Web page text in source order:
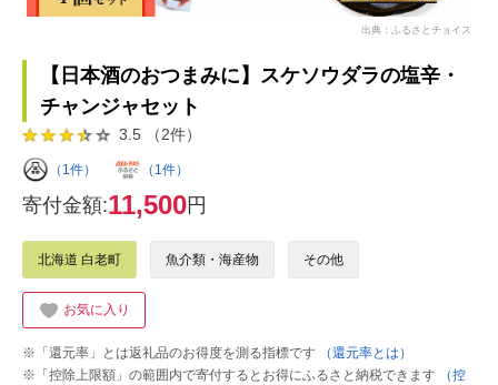
出典：ふるさとチョイス
【日本酒のおつまみに】スケソウダラの塩辛・
チャンジャセット
3.5 （2件）
（1件） （1件）
寄付金額:11,500円
北海道 白老町 魚介類・海産物 その他
お気に入り
※「還元率」とは返礼品のお得度を測る指標です
（還元率とは）
※「控除上限額」の範囲内で寄付するとお得にふるさと納税できます
（控